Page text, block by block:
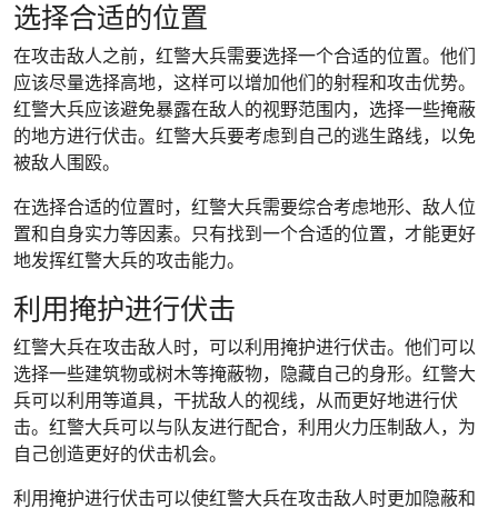
选择合适的位置
在攻击敌人之前，红警大兵需要选择一个合适的位置。他们
应该尽量选择高地，这样可以增加他们的射程和攻击优势。
红警大兵应该避免暴露在敌人的视野范围内，选择一些掩蔽
的地方进行伏击。红警大兵要考虑到自己的逃生路线，以免
被敌人围殴。
在选择合适的位置时，红警大兵需要综合考虑地形、敌人位
置和自身实力等因素。只有找到一个合适的位置，才能更好
地发挥红警大兵的攻击能力。
利用掩护进行伏击
红警大兵在攻击敌人时，可以利用掩护进行伏击。他们可以
选择一些建筑物或树木等掩蔽物，隐藏自己的身形。红警大
兵可以利用等道具，干扰敌人的视线，从而更好地进行伏
击。红警大兵可以与队友进行配合，利用火力压制敌人，为
自己创造更好的伏击机会。
利用掩护进行伏击可以使红警大兵在攻击敌人时更加隐蔽和